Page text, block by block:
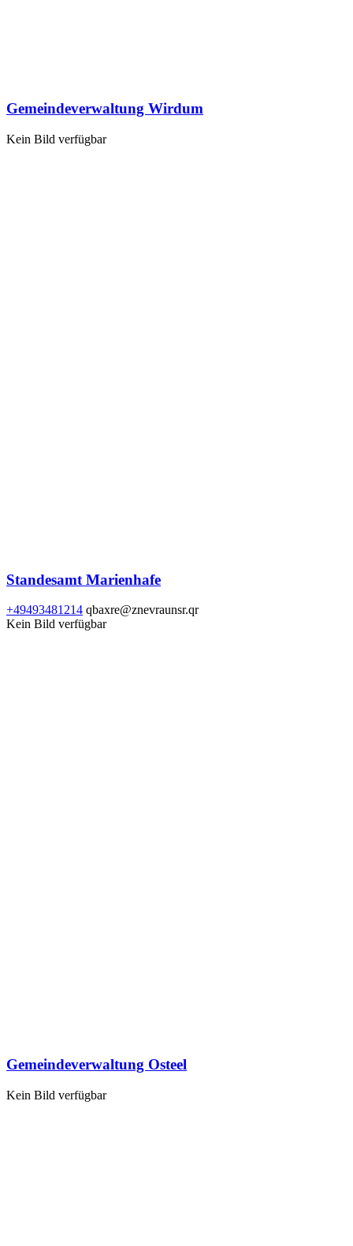
Gemeindeverwaltung Wirdum
Kein Bild verfügbar
Standesamt Marienhafe
+49493481214 qbaxre@znevraunsr.qr
Kein Bild verfügbar
Gemeindeverwaltung Osteel
Kein Bild verfügbar